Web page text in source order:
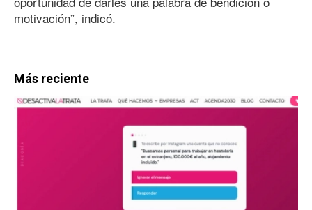
motivación”, indicó.
Más reciente